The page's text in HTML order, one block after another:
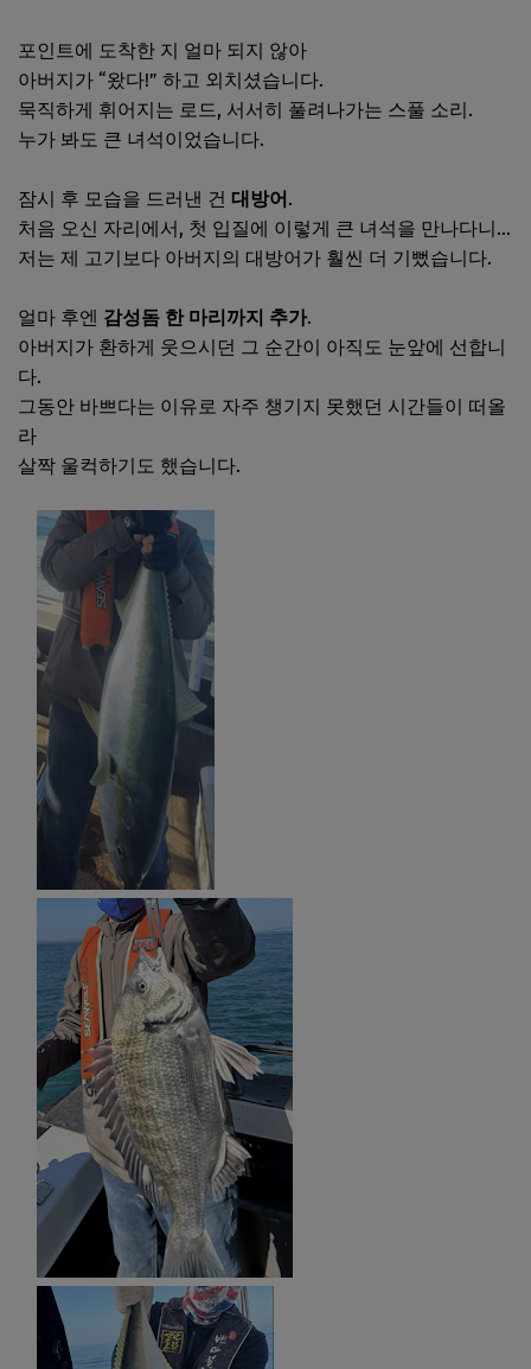
포인트에 도착한 지 얼마 되지 않아
아버지가 “왔다!” 하고 외치셨습니다.
묵직하게 휘어지는 로드, 서서히 풀려나가는 스풀 소리.
누가 봐도 큰 녀석이었습니다.
잠시 후 모습을 드러낸 건 대방어.
처음 오신 자리에서, 첫 입질에 이렇게 큰 녀석을 만나다니…
저는 제 고기보다 아버지의 대방어가 훨씬 더 기뻤습니다.
얼마 후엔 감성돔 한 마리까지 추가.
아버지가 환하게 웃으시던 그 순간이 아직도 눈앞에 선합니
다.
그동안 바쁘다는 이유로 자주 챙기지 못했던 시간들이 떠올
라
살짝 울컥하기도 했습니다.